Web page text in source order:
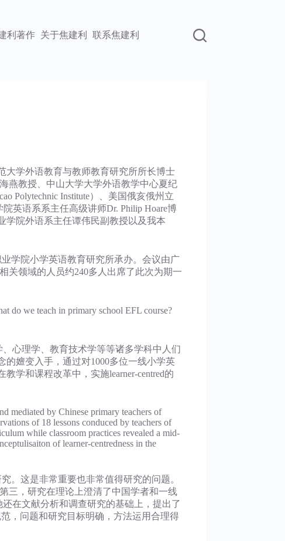
利著作 关于焦建利 联系焦建利
学外语教育与教师教育研究所所长博士
燕教授、中山大学大学外语教学中心夏纪
Polytechnic Institute）、美国俄亥俄州立
院英语系系主任高级讲师Dr. Philip Hoare博
学院外语系主任谭伟民副教授以及我本
学院小学英语教育研究所承办。会议由广
关领域的人员约240多人出席了此次为期一
we teach in primary school EFL course?
心理学、教育技术学等等诸多学科中人们
的嬗变入手，通过对1000多位一线小学英
学和课程改革中，实施learner-centred的
mediated by Chinese primary teachers of
of 18 lessons conduced by teachers of
while classroom practices revealed a mid-
of learner-centredness in the
这是非常重要也非常值得研究的问题。
三，研究在理论上澄清了中国学者和一线
还在文献分析和调查研究的基础上，提出了
，问题和研究目标明确，方法运用合理得